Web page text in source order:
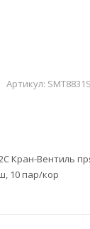
Артикул:
Кран-Вентиль
10 пар/кор